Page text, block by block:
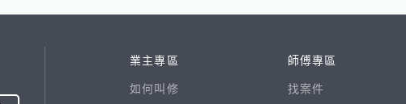
業主專區
如何叫修
師傅專區
找案件